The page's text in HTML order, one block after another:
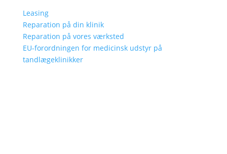
Leasing
Reparation på din klinik
Reparation på vores værksted
EU-forordningen for medicinsk udstyr på
tandlægeklinikker